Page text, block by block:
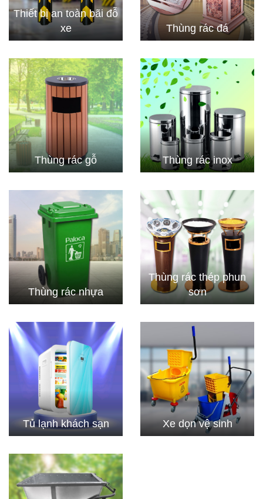
Thiết bị an toàn bãi đỗ
xe
Thùng rác đá
Thùng rác gỗ Thùng rác inox
Thùng rác nhựa
Thùng rác thép phun
sơn
Tủ lạnh khách sạn Xe dọn vệ sinh